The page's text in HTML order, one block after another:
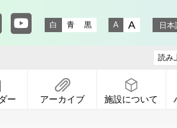
りギャラリー instagram
公園通りギャラリー X
都渋谷公園通りギャラリー
東京都渋谷公園通りギャラリー
白 青
黒
日本
ー アーカイブ 施設について
読み